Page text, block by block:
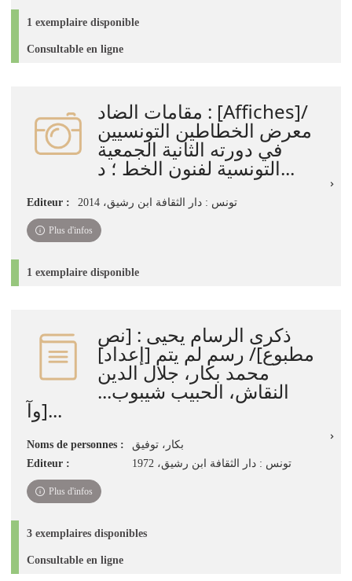
1 exemplaire disponible
Consultable en ligne
مقامات الضاد : [Affiches]/
معرض الخطاطين التونسيين
في دورته الثانية الجمعية
التونسية لفنون الخط ؛ د...
Editeur : تونس : دار الثقافة ابن رشيق، 2014
Plus d'infos
1 exemplaire disponible
ذكرى الرسام يحيى : [نص
مطبوع]/ رسم لم يتم [إعداد]
محمد بكار، جلال الدين
النقاش، الحبيب شيبوب...
[وآ...
Noms de personnes :
بكار، توفيق
Editeur :
تونس : دار الثقافة ابن رشيق، 1972
Plus d'infos
3 exemplaires disponibles
Consultable en ligne